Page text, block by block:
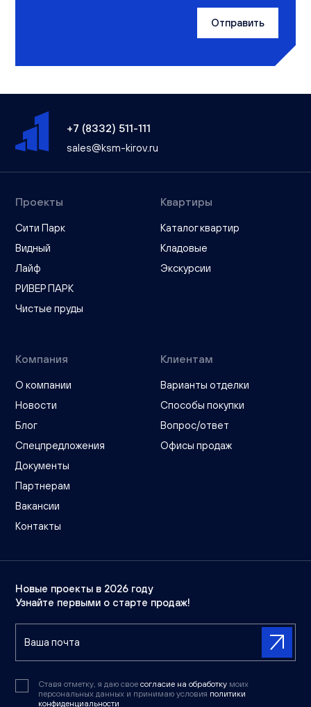
Отправить
+7 (8332) 511-111
sales@ksm-kirov.ru
Проекты
Сити Парк
Видный
Лайф
РИВЕР ПАРК
Чистые пруды
Квартиры
Каталог квартир
Кладовые
Экскурсии
Компания
О компании
Новости
Блог
Спецпредложения
Документы
Партнерам
Вакансии
Контакты
Клиентам
Варианты отделки
Способы покупки
Вопрос/ответ
Офисы продаж
Новые проекты в 2026 году
Узнайте первыми о старте продаж!
Ставя отметку, я даю свое согласие на обработку моих
персональных данных и принимаю условия политики
конфиденциальности